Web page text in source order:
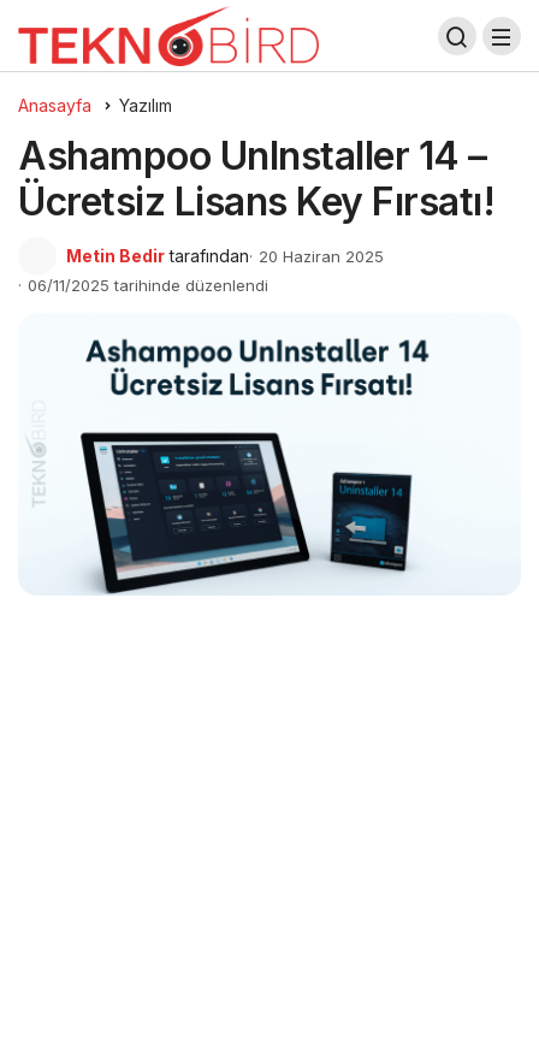
Anasayfa Yazılım
Ashampoo UnInstaller 14 –
Ücretsiz Lisans Key Fırsatı!
Metin Bedir tarafından
20 Haziran 2025
06/11/2025 tarihinde düzenlendi